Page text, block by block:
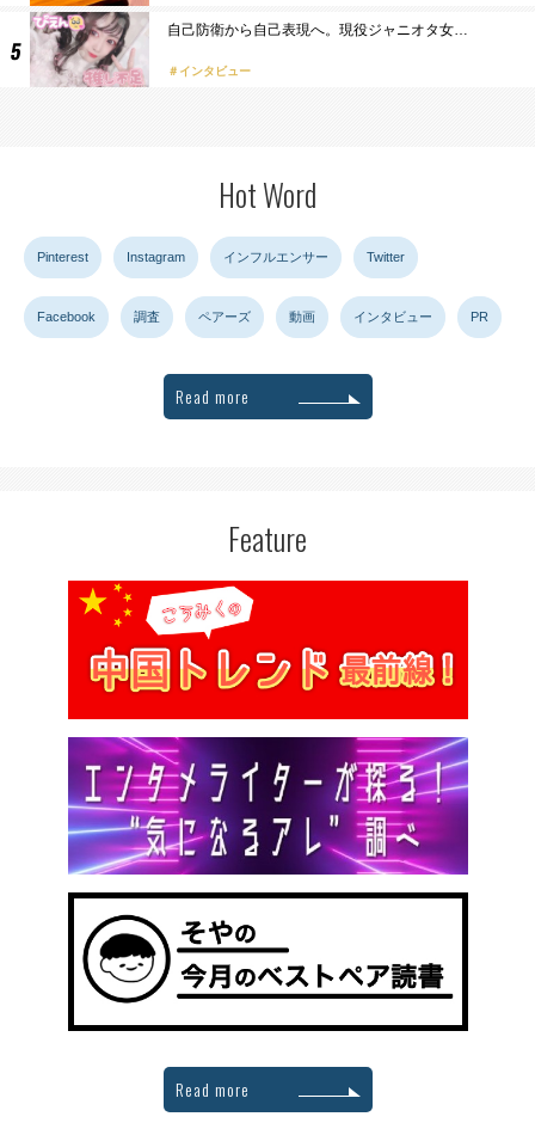
自己防衛から自己表現へ。現役ジャニオタ女…
インタビュー
Hot Word
Pinterest Instagram インフルエンサー Twitter
Facebook 調査 ペアーズ 動画 インタビュー PR
Read more
Feature
Read more